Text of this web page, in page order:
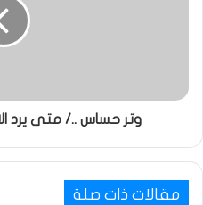
وتر حساس ../ متى يرد
مقالات ذات صلة